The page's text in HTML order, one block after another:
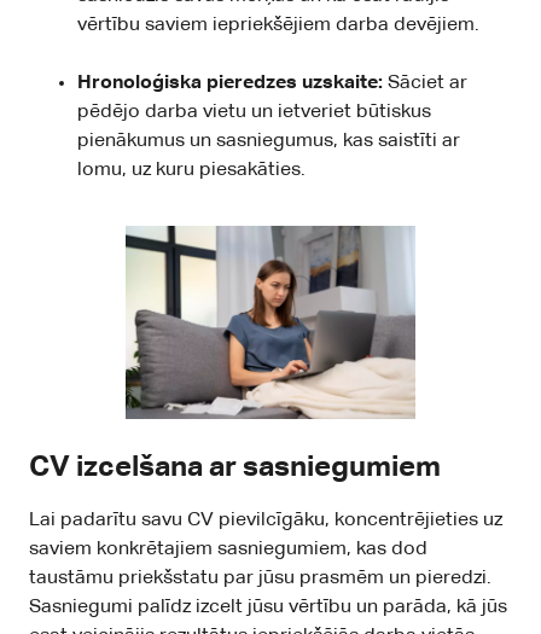
vērtību saviem iepriekšējiem darba devējiem.
Hronoloģiska pieredzes uzskaite: Sāciet ar
pēdējo darba vietu un ietveriet būtiskus
pienākumus un sasniegumus, kas saistīti ar
lomu, uz kuru piesakāties.
CV izcelšana ar sasniegumiem
Lai padarītu savu CV pievilcīgāku, koncentrējieties uz
saviem konkrētajiem sasniegumiem, kas dod
taustāmu priekšstatu par jūsu prasmēm un pieredzi.
Sasniegumi palīdz izcelt jūsu vērtību un parāda, kā jūs